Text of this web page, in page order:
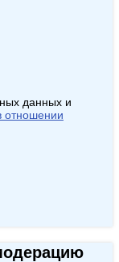
данных и
отношении